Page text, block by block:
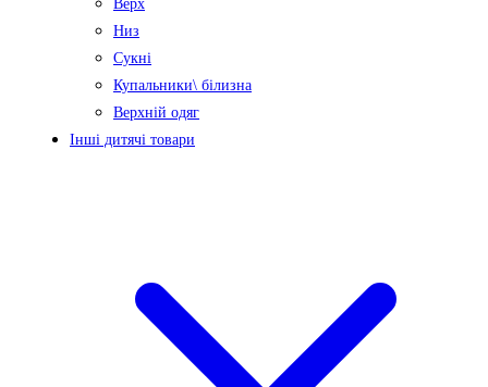
Верх
Низ
Сукні
Купальники\ білизна
Верхній одяг
Інші дитячі товари